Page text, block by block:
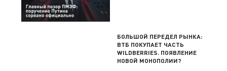
БОЛЬШОЙ ПЕРЕДЕЛ РЫНКА:
ВТБ ПОКУПАЕТ ЧАСТЬ
WILDBERRIES. ПОЯВЛЕНИЕ
НОВОЙ МОНОПОЛИИ?